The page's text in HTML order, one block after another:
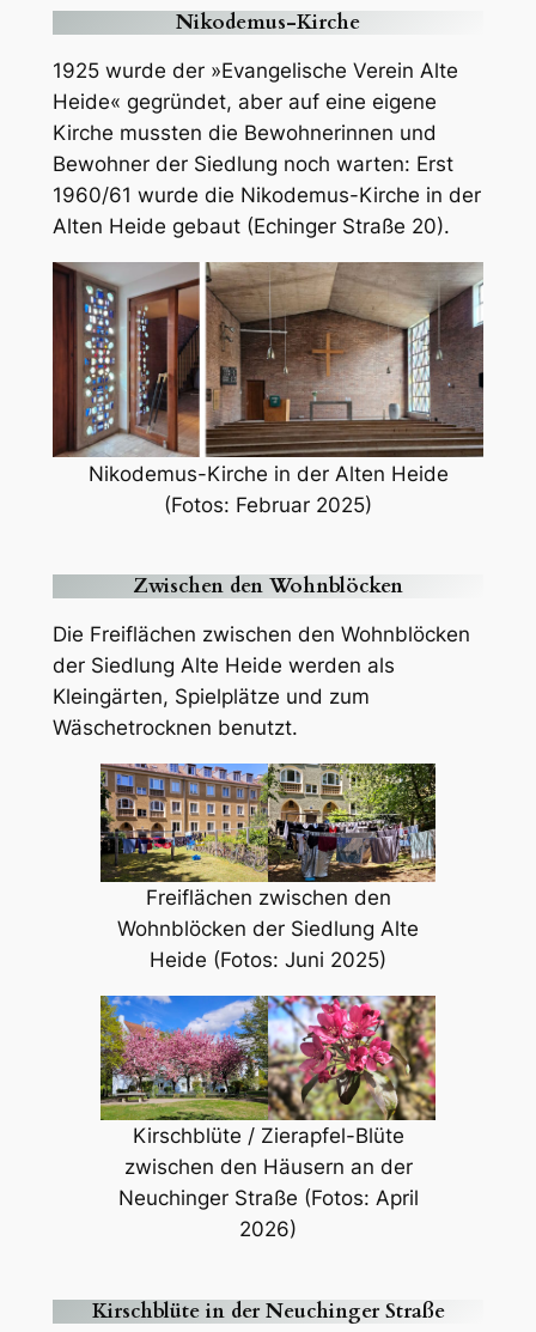
Nikodemus-Kirche
1925 wurde der »Evangelische Verein Alte
Heide« gegründet, aber auf eine eigene
Kirche mussten die Bewohnerinnen und
Bewohner der Siedlung noch warten: Erst
1960/61 wurde die Nikodemus-Kirche in der
Alten Heide gebaut (Echinger Straße 20).
Nikodemus-Kirche in der Alten Heide
(Fotos: Februar 2025)
Zwischen den Wohnblöcken
Die Freiflächen zwischen den Wohnblöcken
der Siedlung Alte Heide werden als
Kleingärten, Spielplätze und zum
Wäschetrocknen benutzt.
Freiflächen zwischen den
Wohnblöcken der Siedlung Alte
Heide (Fotos: Juni 2025)
Kirschblüte / Zierapfel-Blüte
zwischen den Häusern an der
Neuchinger Straße (Fotos: April
2026)
Kirschblüte in der Neuchinger Straße